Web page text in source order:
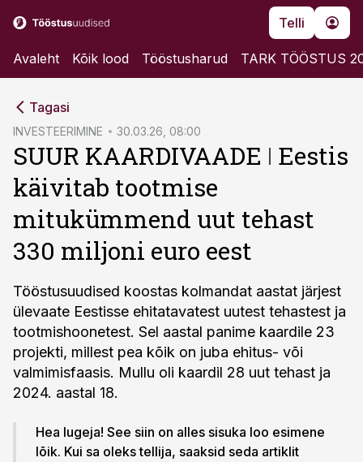
Telli
Avaleht Kõik lood Tööstusharud TARK TÖÖSTUS
Tagasi
INVESTEERIMINE 30.03.26, 08:00
SUUR KAARDIVAADE ǀ Eestis
käivitab tootmise
mitukümmend uut tehast
330 miljoni euro eest
Tööstusuudised koostas kolmandat aastat järjest
ülevaate Eestisse ehitatavatest uutest tehastest ja
tootmishoonetest. Sel aastal panime kaardile 23
projekti, millest pea kõik on juba ehitus- või
valmimisfaasis. Mullu oli kaardil 28 uut tehast ja
2024. aastal 18.
Hea lugeja! See siin on alles sisuka loo esimene
lõik. Kui sa oleks tellija, saaksid seda artiklit